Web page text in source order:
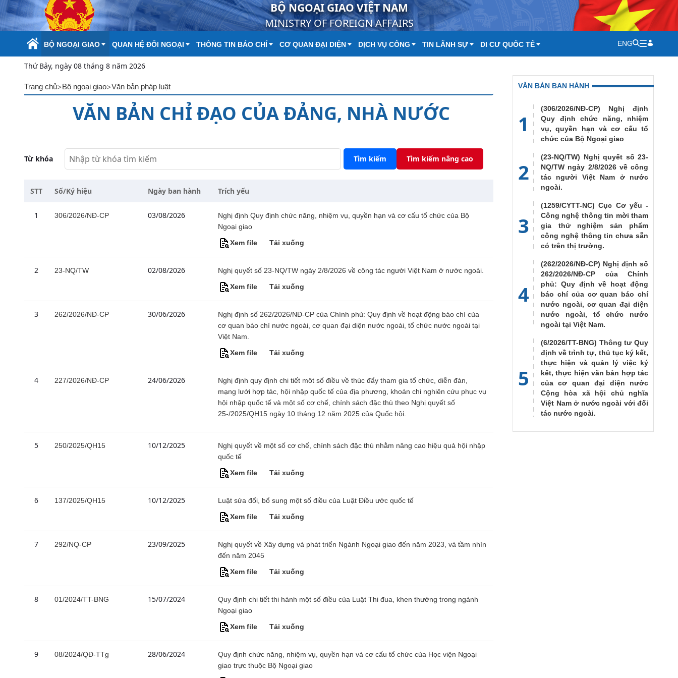
Skip to Main Content BỘ NGOẠI GIAO VIỆT NAM
MINISTRY OF FOREIGN AFFAIRS
BỘ NGOẠI GIAO QUAN HỆ ĐỐI NGOẠI THÔNG TIN BÁO CHÍ CƠ QUAN ĐẠI DIỆN DỊCH VỤ CÔNG TIN LÃNH SỰ DI CƯ QUỐC TẾ ENG
Thứ Bảy, ngày 08 tháng 8 năm 2026
Trang chủ>Bộ ngoại giao>Văn bản pháp luật
VĂN BẢN CHỈ ĐẠO CỦA ĐẢNG, NHÀ NƯỚC
Từ khóa Tìm kiếm Tìm kiếm nâng cao
STT Số/Ký hiệu Ngày ban hành Trích yếu
1 306/2026/NĐ-CP 03/08/2026
Nghị định Quy định chức năng, nhiệm vụ, quyền hạn và cơ cấu tổ chức của Bộ
Ngoại giao
Xem file
Tải xuống
2 23-NQ/TW 02/08/2026
Nghị quyết số 23-NQ/TW ngày 2/8/2026 về công tác người Việt Nam ở nước ngoài.
Xem file
Tải xuống
3 262/2026/NĐ-CP 30/06/2026
Nghị định số 262/2026/NĐ-CP của Chính phủ: Quy định về hoạt động báo chí của
cơ quan báo chí nước ngoài, cơ quan đại diện nước ngoài, tổ chức nước ngoài tại
Việt Nam.
Xem file
Tải xuống
4 227/2026/NĐ-CP 24/06/2026
Nghị định quy định chi tiết môt số điều về thúc đẩy tham gia tổ chức, diễn đàn,
mạng lưới hợp tác, hội nhập quốc tế của địa phương, khoán chi nghiên cứu phục vụ
hội nhập quốc tế và một số cơ chế, chính sách đặc thù theo Nghị quyết số
25-/2025/QH15 ngày 10 tháng 12 năm 2025 của Quốc hội.
5 250/2025/QH15 10/12/2025
Nghị quyết về một số cơ chế, chính sách đặc thù nhằm nâng cao hiệu quả hội nhập
quốc tế
Xem file
Tải xuống
6 137/2025/QH15 10/12/2025
Luật sửa đổi, bổ sung một số điều của Luật Điều ước quốc tế
Xem file
Tải xuống
7 292/NQ-CP 23/09/2025
Nghị quyết về Xây dựng và phát triển Ngành Ngoại giao đến năm 2023, và tầm nhìn
đến năm 2045
Xem file
Tải xuống
8 01/2024/TT-BNG 15/07/2024
Quy định chi tiết thi hành một số điều của Luật Thi đua, khen thưởng trong ngành
Ngoại giao
Xem file
Tải xuống
9 08/2024/QĐ-TTg 28/06/2024
Quy định chức năng, nhiệm vụ, quyền hạn và cơ cấu tổ chức của Học viện Ngoại
giao trực thuộc Bộ Ngoại giao
VĂN BẢN BAN HÀNH
1
(306/2026/NĐ-CP) Nghị định
Quy định chức năng, nhiệm
vụ, quyền hạn và cơ cấu tổ
chức của Bộ Ngoại giao
2
(23-NQ/TW) Nghị quyết số 23-
NQ/TW ngày 2/8/2026 về công
tác người Việt Nam ở nước
ngoài.
3
(1259/CYTT-NC) Cục Cơ yếu -
Công nghệ thông tin mời tham
gia thử nghiệm sản phẩm
công nghệ thông tin chưa sẵn
có trên thị trường.
4
(262/2026/NĐ-CP) Nghị định số
262/2026/NĐ-CP của Chính
phủ: Quy định về hoạt động
báo chí của cơ quan báo chí
nước ngoài, cơ quan đại diện
nước ngoài, tổ chức nước
ngoài tại Việt Nam.
5
(6/2026/TT-BNG) Thông tư Quy
định về trình tự, thủ tục ký kết,
thực hiện và quản lý việc ký
kết, thực hiện văn bản hợp tác
của cơ quan đại diện nước
Cộng hòa xã hội chủ nghĩa
Việt Nam ở nước ngoài với đối
tác nước ngoài.